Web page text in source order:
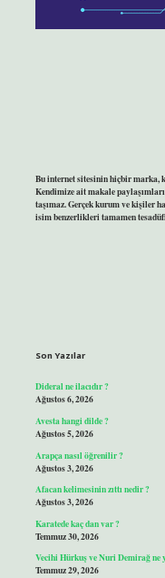
Bu internet sitesinin hiçbir marka,
Kendimize ait makale
taşımaz. Gerçek kurum ve kişiler
isim benzerlikleri tamamen
Son Yazılar
Dideral ne ilacıdır ?
Ağustos 6, 2026
Avesta hangi dilde ?
Ağustos 5, 2026
Arapça nasıl öğrenilir ?
Ağustos 3, 2026
Afacan kelimesinin zıttı nedir ?
Ağustos 3, 2026
Karatede kaç dan var ?
Temmuz 30, 2026
Vecihi Hürkuş ve Nuri Demirağ ne
Temmuz 29, 2026